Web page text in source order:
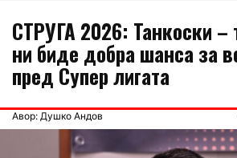
СТРУГА 2026: Танкоски –
ни биде добра шанса за
пред Супер лигата
Авор: Душко Андов